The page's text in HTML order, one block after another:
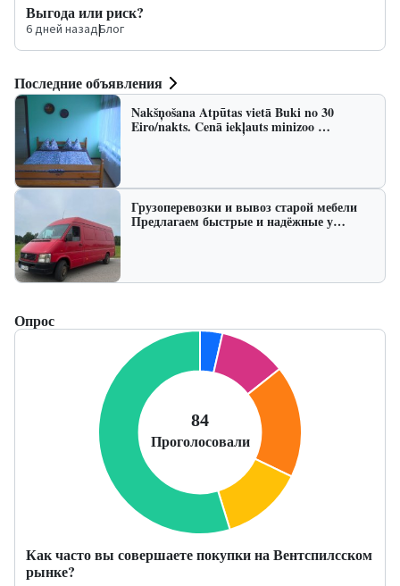
Выгода или риск?
6 дней назад|Блог
Последние объявления
Nakšņošana Atpūtas vietā Buki no 30
Eiro/nakts. Cenā iekļauts minizoo …
Грузоперевозки и вывоз старой мебели
Предлагаем быстрые и надёжные у…
Опрос
Как часто вы совершаете покупки на Вентспилсском
рынке?